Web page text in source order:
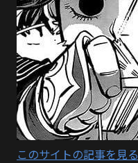
このサイトの記事を見る